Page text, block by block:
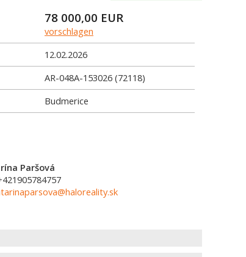
78 000,00 EUR
vorschlagen
12.02.2026
AR-048A-153026 (72118)
Budmerice
Paršová